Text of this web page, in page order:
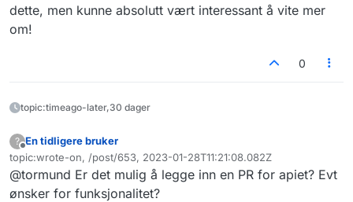
dette, men kunne absolutt vært interessant å vite mer
om!
0
topic:timeago-later,30 dager
?
Frakoblet
En tidligere bruker
topic:wrote-on, /post/653, 2023-01-28T11:21:08.082Z
Sist endret av
@tormund Er det mulig å legge inn en PR for apiet? Evt
ønsker for funksjonalitet?